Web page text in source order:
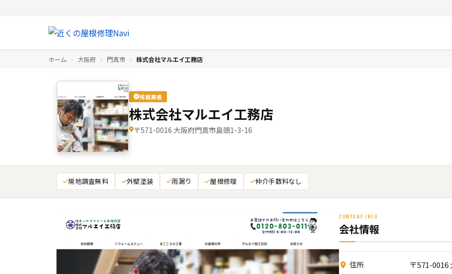
ホーム › 大阪府 › 門真市 › 株式会社マルエイ工務店
掲載業者
株式会社マルエイ工務店
〒571-0016 大阪府門真市島頭1-3-16
現地調査無料 外壁塗装 雨漏り 屋根修理 仲介手数料なし
COMPANY INFO
会社情報
住所 〒571-